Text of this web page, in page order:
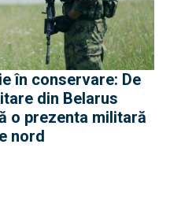
în conservare: De
din Belarus
o prezenta militară
nord